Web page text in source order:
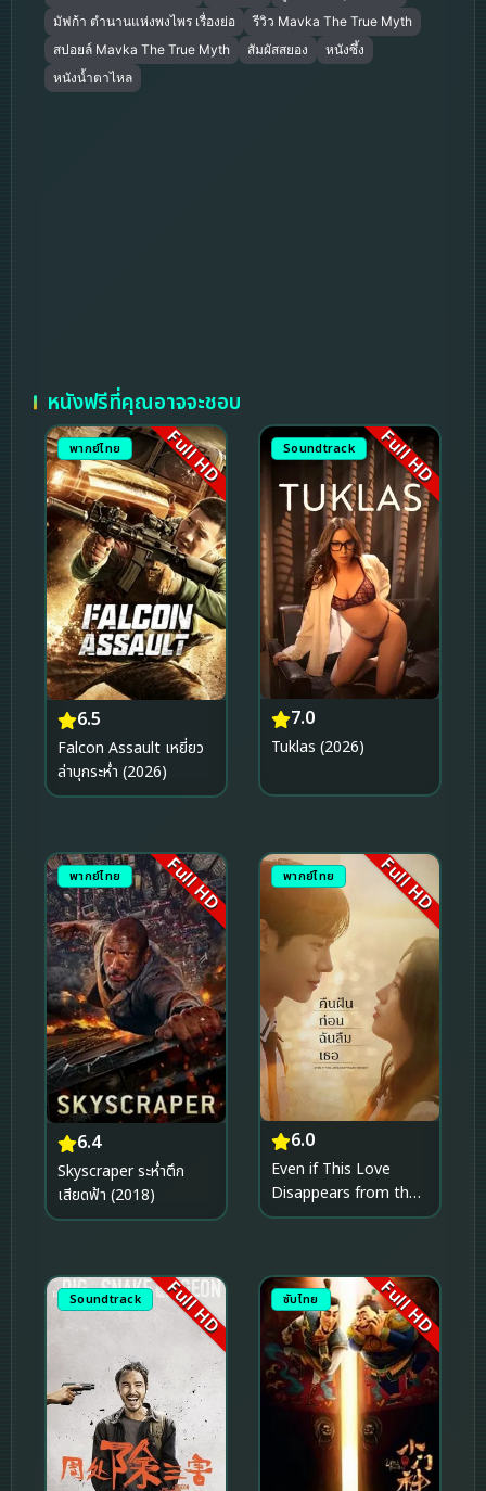
มัฟก้า ตำนานแห่งพงไพร เรื่องย่อ
รีวิว Mavka The True Myth
สปอยล์ Mavka The True Myth
สัมผัสสยอง
หนังซึ้ง
หนังน้ำตาไหล
หนังฟรีที่คุณอาจจะชอบ
พากย์ไทย Full HD
6.5
Falcon Assault เหยี่ยว
ล่าบุกระห่ำ (2026)
Soundtrack Full HD
7.0
Tuklas (2026)
พากย์ไทย Full HD
6.4
Skyscraper ระห่ำตึก
เสียดฟ้า (2018)
พากย์ไทย Full HD
6.0
Even if This Love
Disappears from the
World Tonight คืนฝัน
Soundtrack Full HD ซับไทย Full HD